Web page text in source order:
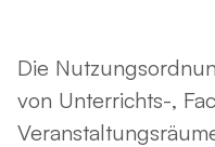
Die
von Unterrichts-,